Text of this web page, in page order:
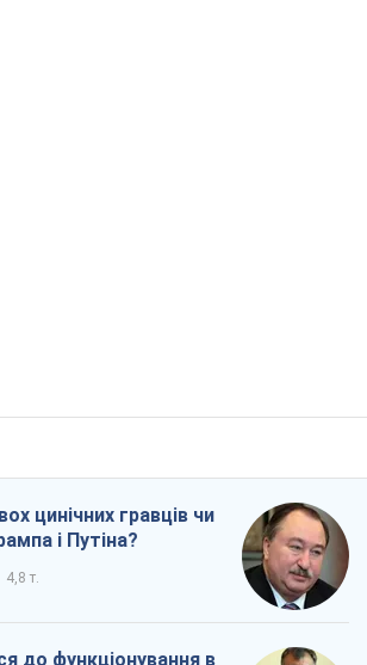
цинічних гравців чи
і Путіна?
4,8 т.
до функціонування в